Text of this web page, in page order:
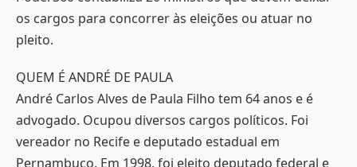
os cargos para concorrer às eleições ou atuar no
pleito.
QUEM É ANDRÉ DE PAULA
André Carlos Alves de Paula Filho tem 64 anos e é
advogado. Ocupou diversos cargos políticos. Foi
vereador no Recife e deputado estadual em
Pernambuco. Em 1998, foi eleito deputado federal e